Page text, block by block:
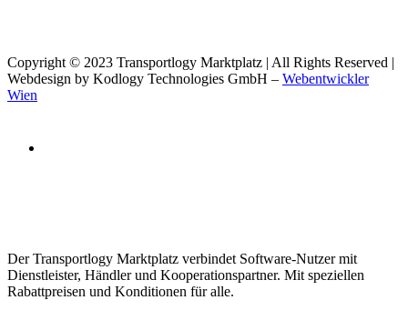
Copyright © 2023 Transportlogy Marktplatz | All Rights Reserved |
Webdesign by Kodlogy Technologies GmbH – Webentwickler
Wien
Der Transportlogy Marktplatz verbindet Software-Nutzer mit
Dienstleister, Händler und Kooperationspartner. Mit speziellen
Rabattpreisen und Konditionen für alle.